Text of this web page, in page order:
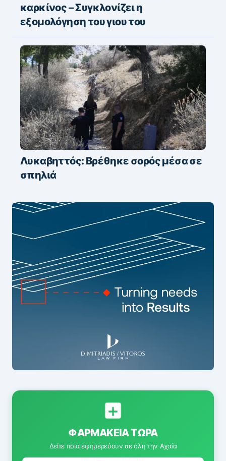
καρκίνος – Συγκλονίζει η
εξομολόγηση του γιου του
Λυκαβηττός: Βρέθηκε σορός μέσα σε
σπηλιά
ΦΑΡΜΑΚΕΊΑ ΤΏΡΑ
Δείτε ποια εφημερεύουν σε όλη την Αχαΐα